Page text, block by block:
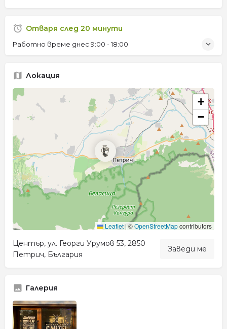
Отваря след 20 минути
Работно време днес 9:00 - 18:00
Локация
+
−
Leaflet | ©OpenStreetMapcontributors
Център, ул. Георги Урумов 53, 2850
Петрич, България
Заведи ме
Галерия